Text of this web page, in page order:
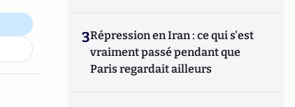
3Répression en Iran : ce qui s'est
vraiment passé pendant que
Paris regardait ailleurs